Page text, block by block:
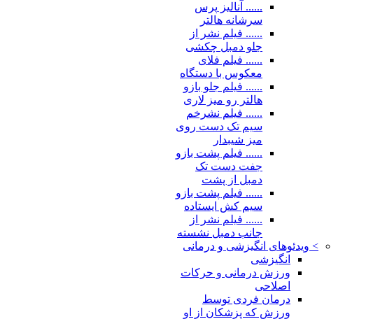
...... آنالیز پرس
سرشانه هالتر
...... فیلم نشر از
جلو دمبل چکشی
...... فیلم فلای
معکوس با دستگاه
...... فیلم جلو بازو
هالتر رو میز لاری
...... فیلم نشرخم
سیم تک دست روی
میز شیبدار
...... فیلم پشت بازو
جفت دست تک
دمبل از پشت
...... فیلم پشت بازو
سیم کش ایستاده
...... فیلم نشر از
جانب دمبل نشسته
> ویدئوهای انگیزشی و درمانی
انگیزشی
ورزش درمانی و حرکات
اصلاحی
درمان فردی توسط
ورزش که پزشکان از او